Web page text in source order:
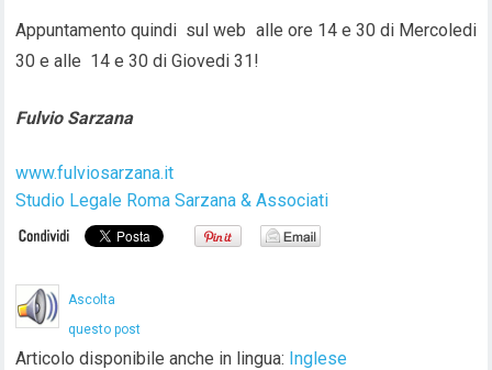
Appuntamento quindi sul web alle ore 14 e 30 di Mercoledi
30 e alle 14 e 30 di Giovedi 31!
Fulvio Sarzana
www.fulviosarzana.it
Studio Legale Roma Sarzana & Associati
Ascolta
questo post
Articolo disponibile anche in lingua: Inglese